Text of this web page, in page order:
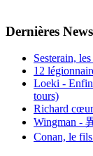
Dernières News
Sesterain,
12
Loeki -
tours)
Richard
Wingman -
Conan, le